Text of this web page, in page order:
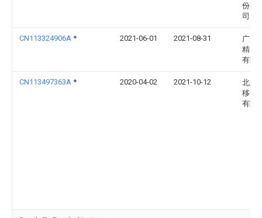
份有
司
CN113324906A * 2021-06-01 2021-08-31
广东
精密
有限
CN113497363A * 2020-04-02 2021-10-12
北京
移动
有限